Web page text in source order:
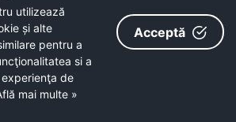
audit
- 2 posturi
gradul III -
Salvamont Bistrița-
utilizează
și alte
pentru a
si a
de
mai multe »
Acceptă